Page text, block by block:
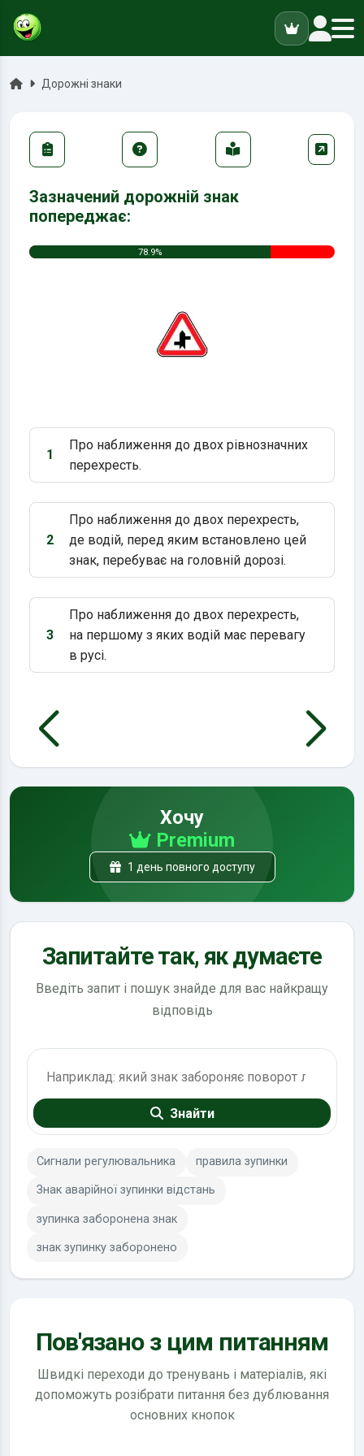
ГоловнаДорожні знаки
Зазначений дорожній знак
попереджає:
78.9%
Варіант 1:
1
Про наближення до двох рівнозначних
перехресть.
Варіант 2:
2
Про наближення до двох перехресть,
де водій, перед яким встановлено цей
знак, перебуває на головній дорозі.
Варіант 3:
3
Про наближення до двох перехресть,
на першому з яких водій має перевагу
в русі.
Хочу
Premium
1 день повного доступу
Запитайте так, як думаєте
Введіть запит і пошук знайде для вас найкращу
відповідь
Знайти
Сигнали регулювальника правила зупинки
Знак аварійної зупинки відстань
зупинка заборонена знак
знак зупинку заборонено
Пов'язано з цим питанням
Швидкі переходи до тренувань і матеріалів, які
допоможуть розібрати питання без дублювання
основних кнопок